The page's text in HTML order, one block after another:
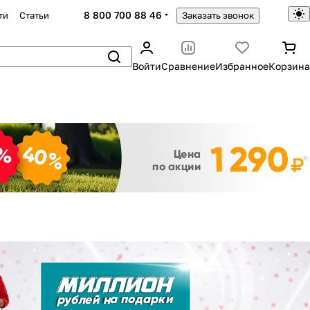
Статьи 8 800 700 88 46 Заказать звонок
ВойтиСравнениеИзбранноеКорзина
Закрыть